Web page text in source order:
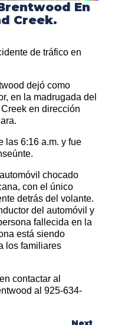
En
Creek.
de tráfico en
dejó como
en la madrugada del
en dirección
las 6:16 a.m. y fue
chocado
con el único
detrás del volante.
del automóvil y
fallecida en la
está siendo
los familiares
contactar al
al 925-634-